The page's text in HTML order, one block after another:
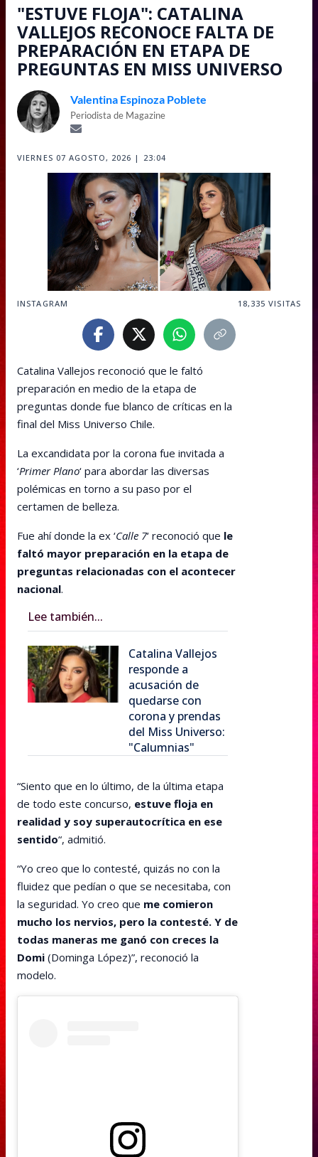
"ESTUVE FLOJA": CATALINA
VALLEJOS RECONOCE FALTA DE
PREPARACIÓN EN ETAPA DE
PREGUNTAS EN MISS UNIVERSO
Valentina Espinoza Poblete
Periodista de Magazine
VIERNES 07 AGOSTO, 2026 | 23:04
INSTAGRAM 18,335 VISITAS
Catalina Vallejos reconoció que le faltó
preparación en medio de la etapa de
preguntas donde fue blanco de críticas en la
final del Miss Universo Chile.
La excandidata por la corona fue invitada a
‘Primer Plano‘ para abordar las diversas
polémicas en torno a su paso por el
certamen de belleza.
Fue ahí donde la ex ‘Calle 7‘ reconoció que le
faltó mayor preparación en la etapa de
preguntas relacionadas con el acontecer
nacional.
Lee también...
Catalina Vallejos
responde a
acusación de
quedarse con
corona y prendas
del Miss Universo:
"Calumnias"
“Siento que en lo último, de la última etapa
de todo este concurso, estuve floja en
realidad y soy superautocrítica en ese
sentido“, admitió.
“Yo creo que lo contesté, quizás no con la
fluidez que pedían o que se necesitaba, con
la seguridad. Yo creo que me comieron
mucho los nervios, pero la contesté. Y de
todas maneras me ganó con creces la
Domi (Dominga López)”, reconoció la
modelo.